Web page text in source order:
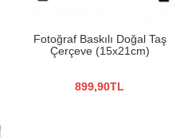
Fotoğraf Baskılı Doğal Taş
Çerçeve (15x21cm)
899,90TL